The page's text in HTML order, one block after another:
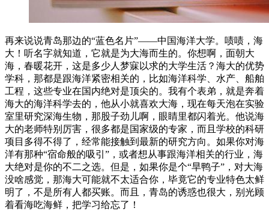
再来说说青岛那边的“蓝色名片”——中国海洋大学。啧啧，海
大！听名字就知道，它就是为大海而生的。你想啊，面朝大
海，春暖花开，这是多少人梦寐以求的大学生活？海大的优势
学科，那都是跟海洋紧密相关的，比如海洋科学、水产、船舶
工程，这些专业在国内绝对是顶尖的。我有个表弟，就是奔着
海大的海洋科学去的，他从小就喜欢大海，现在每天泡在实验
室里研究深海生物，那股子劲儿啊，眼睛里都闪着光。他说海
大的老师特别厉害，很多都是国家级的专家，而且学校的科研
项目多得不得了，经常能接触到最新的研究方向。如果你对海
洋有那种“宿命般的吸引”，或者想从事跟海洋相关的行业，海
大绝对是你的不二之选。但是，如果你是个“旱鸭子”，对大海
没啥感觉，那海大可能就不太适合你，毕竟它的专业特色太鲜
明了，不是所有人都买账。而且，青岛的诱惑也很大，别光顾
着看海吃海鲜，把学习给忘了！